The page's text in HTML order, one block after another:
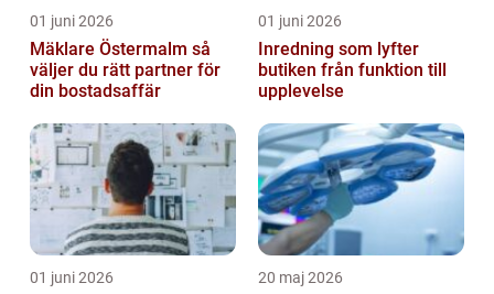
01 juni 2026
Mäklare Östermalm så
väljer du rätt partner för
din bostadsaffär
01 juni 2026
Inredning som lyfter
butiken från funktion till
upplevelse
01 juni 2026 20 maj 2026